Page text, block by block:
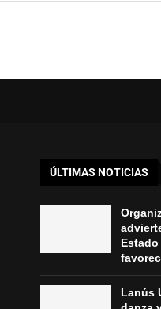
ÚLTIMAS NOTICIAS
Lanús